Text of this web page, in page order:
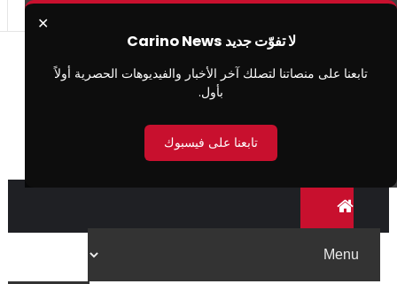
✕
لا تفوّت جديد Carino News
تابعنا على منصاتنا لتصلك آخر الأخبار والفيديوهات الحصرية أولاً
بأول.
تابعنا على فيسبوك